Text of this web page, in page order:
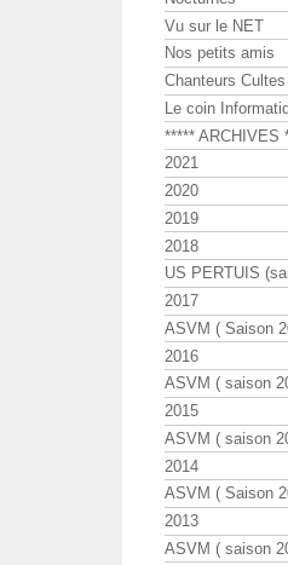
Vu sur le NET
Nos petits amis
Chanteurs Cultes
Le coin
***** ARCHIVES
2021
2020
2019
2018
US PERTUIS
2017
ASVM ( Saison
2016
ASVM ( saison
2015
ASVM ( saison
2014
ASVM ( Saison
2013
ASVM ( saison